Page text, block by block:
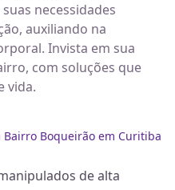
necessidades
auxiliando na
Invista em sua
com soluções que
vida.
Boqueirão em Curitiba
de alta